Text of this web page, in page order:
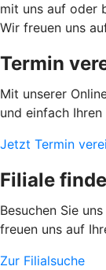
mit uns auf oder
Wir freuen uns
Termin
Mit unserer
und einfach
Jetzt Termin
Filiale
Besuchen Sie
freuen uns auf
Zur Filialsuche